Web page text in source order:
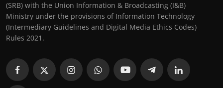
(SRB) with the Union Information & Broadcasting (I&B)
Ministry under the provisions of Information Technology
(Intermediary Guidelines and Digital Media Ethics Codes)
Rules 2021.